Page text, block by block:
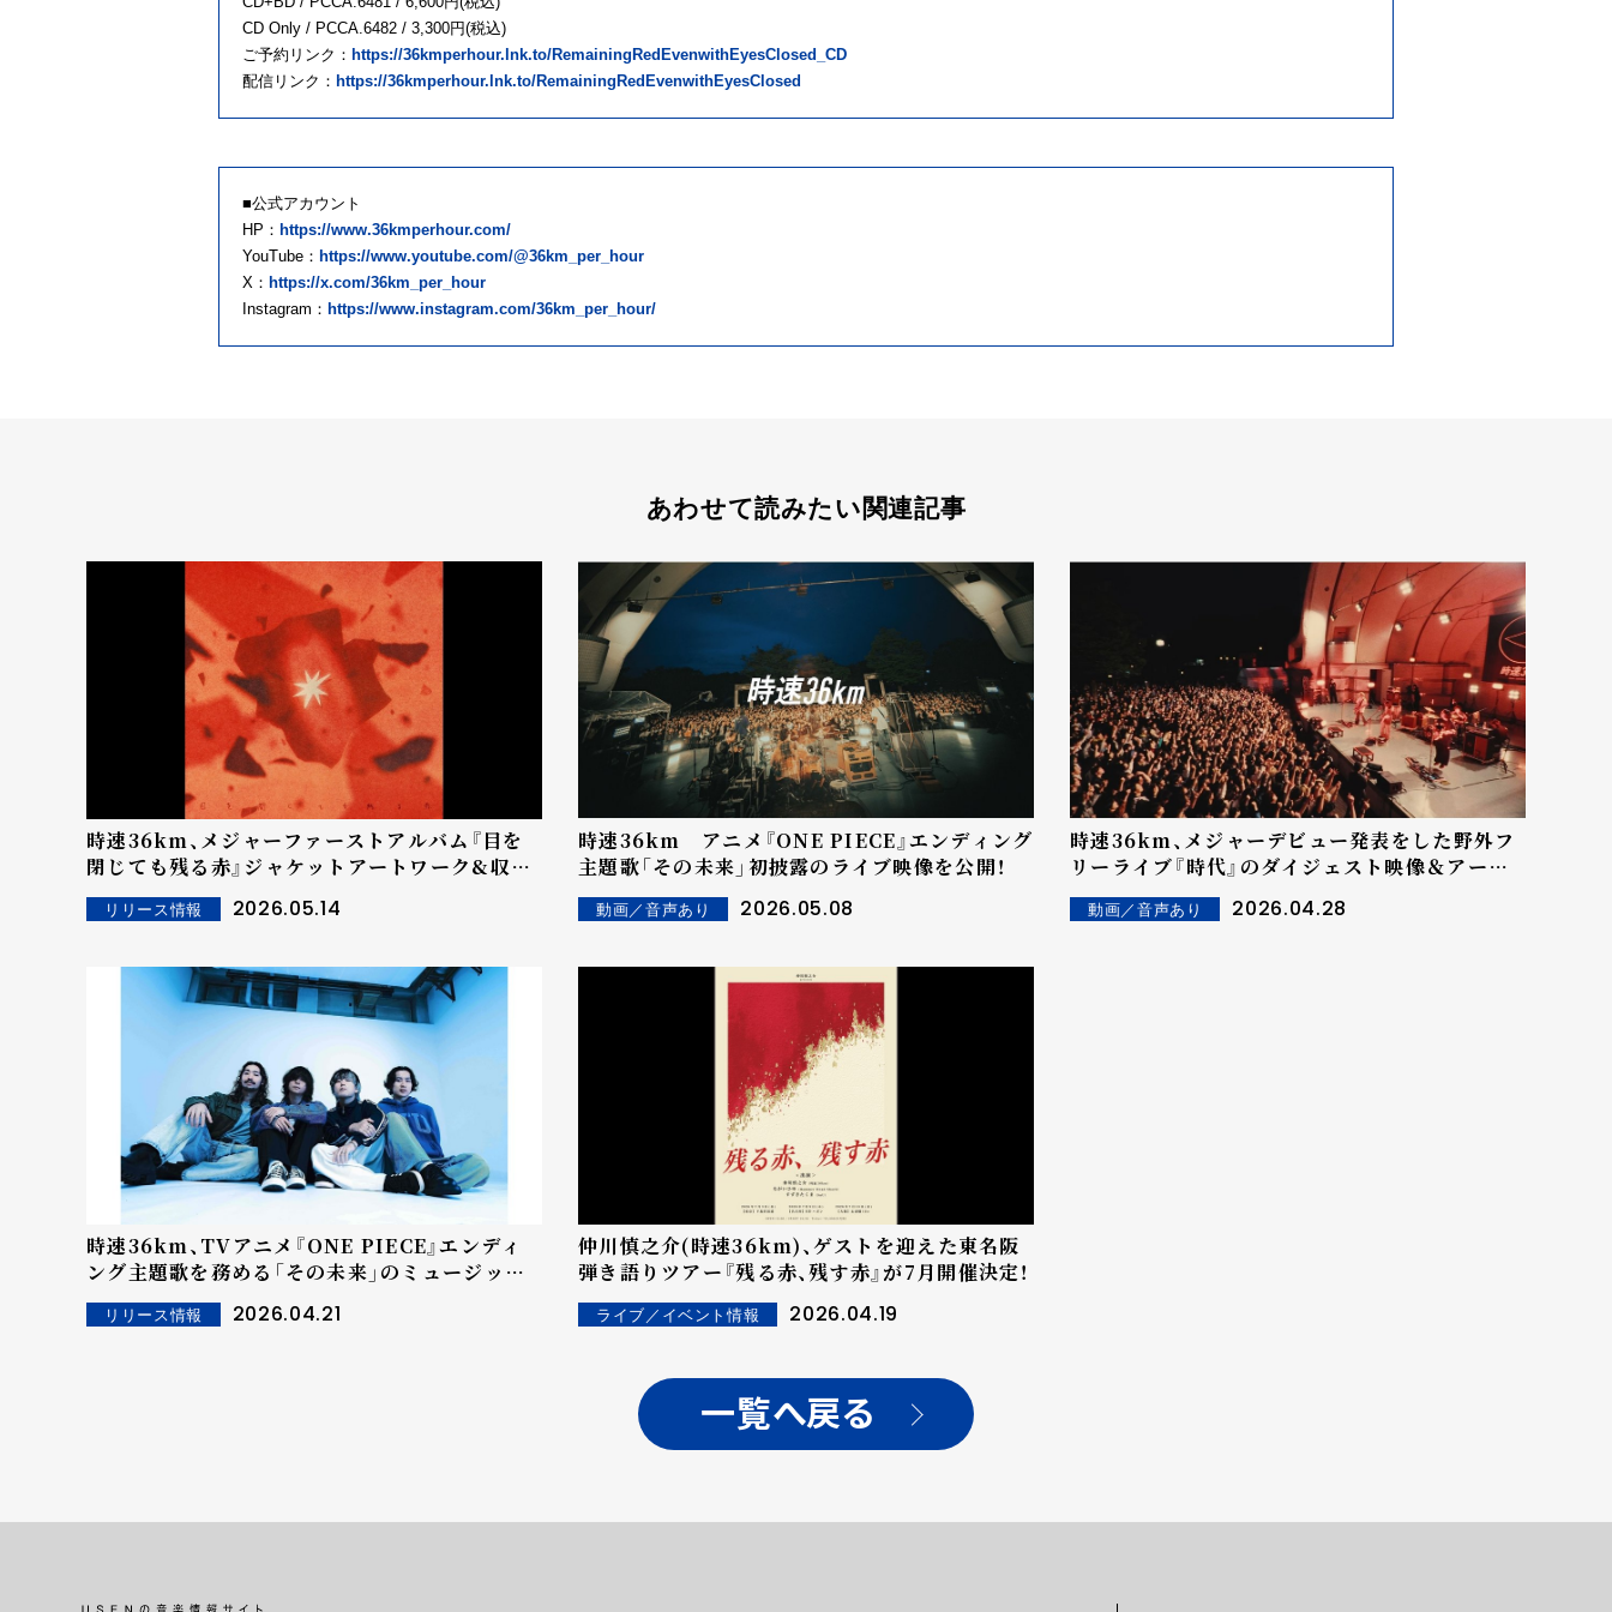
CD Only / PCCA.6482 / 3,300円(税込)
ご予約リンク： https://36kmperhour.lnk.to/RemainingRedEvenwithEyesClosed_CD
配信リンク： https://36kmperhour.lnk.to/RemainingRedEvenwithEyesClosed
■公式アカウント
HP： https://www.36kmperhour.com/
YouTube： https://www.youtube.com/@36km_per_hour
X： https://x.com/36km_per_hour
Instagram： https://www.instagram.com/36km_per_hour/
あわせて読みたい関連記事
時速36km、メジャーファーストアルバム『目を
閉じても残る赤』ジャケットアートワーク&収録
楽曲を発表！
リリース情報 2026.05.14
時速36km アニメ『ONE PIECE』エンディング
主題歌「その未来」初披露のライブ映像を公開！
動画／音声あり 2026.05.08
時速36km、メジャーデビュー発表をした野外フ
リーライブ『時代』のダイジェスト映像＆アーカ
イブ映像が公開！
動画／音声あり 2026.04.28
時速36km、TVアニメ『ONE PIECE』エンディ
ング主題歌を務める「その未来」のミュージック
ビデオを公開！
リリース情報 2026.04.21
仲川慎之介(時速36km)、ゲストを迎えた東名阪
弾き語りツアー『残る赤、残す赤』が7月開催決定！
ライブ／イベント情報 2026.04.19
一覧へ戻る